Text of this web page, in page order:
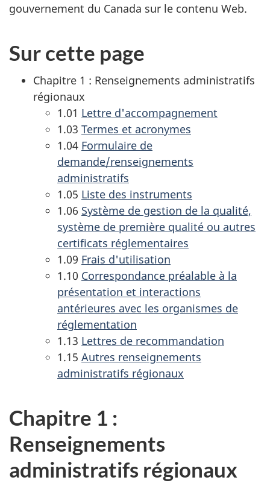
gouvernement du Canada sur le contenu Web.
Sur cette page
Chapitre 1 : Renseignements administratifs
régionaux
1.01 Lettre d'accompagnement
1.03 Termes et acronymes
1.04 Formulaire de
demande/renseignements
administratifs
1.05 Liste des instruments
1.06 Système de gestion de la qualité,
système de première qualité ou autres
certificats réglementaires
1.09 Frais d'utilisation
1.10 Correspondance préalable à la
présentation et interactions
antérieures avec les organismes de
réglementation
1.13 Lettres de recommandation
1.15 Autres renseignements
administratifs régionaux
Chapitre 1 :
Renseignements
administratifs régionaux